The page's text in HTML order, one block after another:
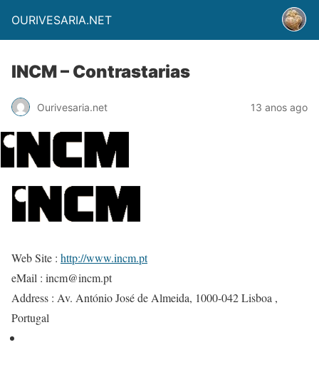
OURIVESARIA.NET
INCM – Contrastarias
Ourivesaria.net 13 anos ago
Web Site : http://www.incm.pt
eMail : incm@incm.pt
Address : Av. António José de Almeida, 1000-042 Lisboa ,
Portugal